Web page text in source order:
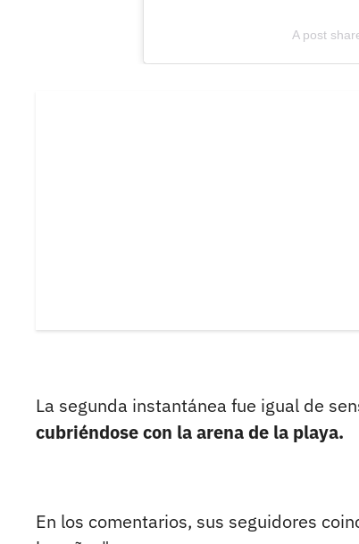
A post
La segunda instantánea fue igual de
cubriéndose con la arena de la playa.
En los comentarios, sus seguidores